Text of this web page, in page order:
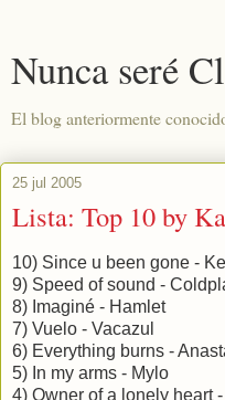
Nunca seré
El blog anteriormente
25 jul 2005
Lista: Top 10 by
10) Since u been gone -
9) Speed of sound -
8) Imaginé - Hamlet
7) Vuelo - Vacazul
6) Everything burns -
5) In my arms - Mylo
4) Owner of a lonely heart